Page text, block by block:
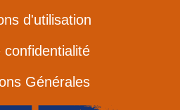
e
r
b
e
k
d'utilisation
confidentialité
Générales